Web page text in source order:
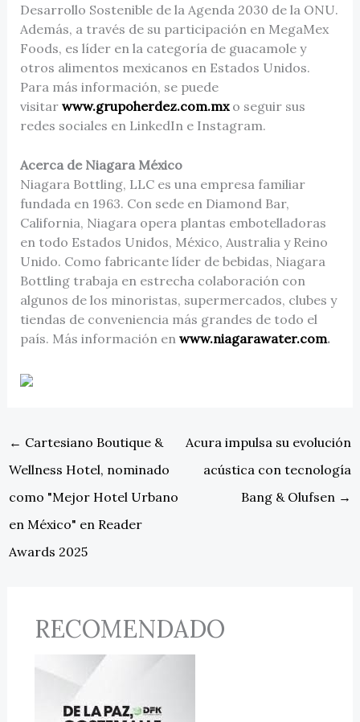
Desarrollo Sostenible de la Agenda 2030 de la ONU.
Además, a través de su participación en MegaMex
Foods, es líder en la categoría de guacamole y
otros alimentos mexicanos en Estados Unidos.
Para más información, se puede
visitar www.grupoherdez.com.mx o seguir sus
redes sociales en LinkedIn e Instagram.
Acerca de Niagara México
Niagara Bottling, LLC es una empresa familiar
fundada en 1963. Con sede en Diamond Bar,
California, Niagara opera plantas embotelladoras
en todo Estados Unidos, México, Australia y Reino
Unido. Como fabricante líder de bebidas, Niagara
Bottling trabaja en estrecha colaboración con
algunos de los minoristas, supermercados, clubes y
tiendas de conveniencia más grandes de todo el
país. Más información en www.niagarawater.com.
← Cartesiano Boutique &
Wellness Hotel, nominado
como "Mejor Hotel Urbano
en México" en Reader
Awards 2025
Acura impulsa su evolución
acústica con tecnología
Bang & Olufsen →
RECOMENDADO